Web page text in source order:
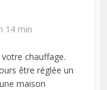
14 min
chauffage.
être réglée un
maison